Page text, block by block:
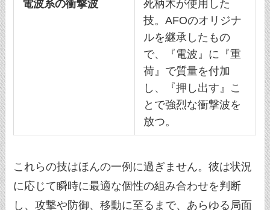
電波系の衝撃波
死柄木が使用した
技。AFOのオリジナ
ルを継承したもの
で、『電波』に『重
荷』で質量を付加
し、『押し出す』こ
とで強烈な衝撃波を
放つ。
これらの技はほんの一例に過ぎません。彼は状況
に応じて瞬時に最適な個性の組み合わせを判断
し、攻撃や防御、移動に至るまで、あらゆる局面